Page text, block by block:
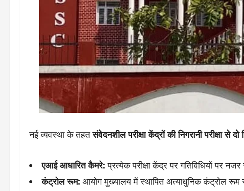
नई व्यवस्था के तहतसंवेदनशील परीक्षा केंद्रों की निगरानी परीक्षा से
एआई आधारित कैमरे: प्रत्येक परीक्षा केंद्र पर गतिविधियों पर
कंट्रोल रूम: आयोग मुख्यालय में स्थापित अत्याधुनिक कंट्रोल रूम से